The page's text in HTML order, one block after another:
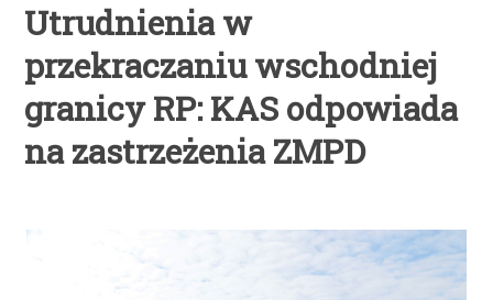
Utrudnienia w
przekraczaniu wschodniej
granicy RP: KAS odpowiada
na zastrzeżenia ZMPD